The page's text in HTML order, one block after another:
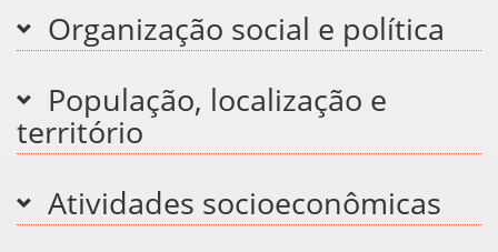
Organização social e política
População, localização e
território
Atividades socioeconômicas